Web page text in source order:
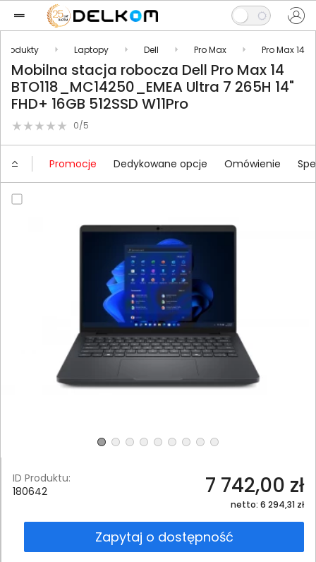
Produkty Laptopy Dell Pro Max Pro Max 14
Mobilna stacja robocza Dell Pro Max 14
BTO118_MC14250_EMEA Ultra 7 265H 14"
FHD+ 16GB 512SSD W11Pro
0/5
Promocje Dedykowane opcje Omówienie
ID Produktu:
180642
7 742,00 zł
netto: 6 294,31 zł
Zapytaj o dostępność